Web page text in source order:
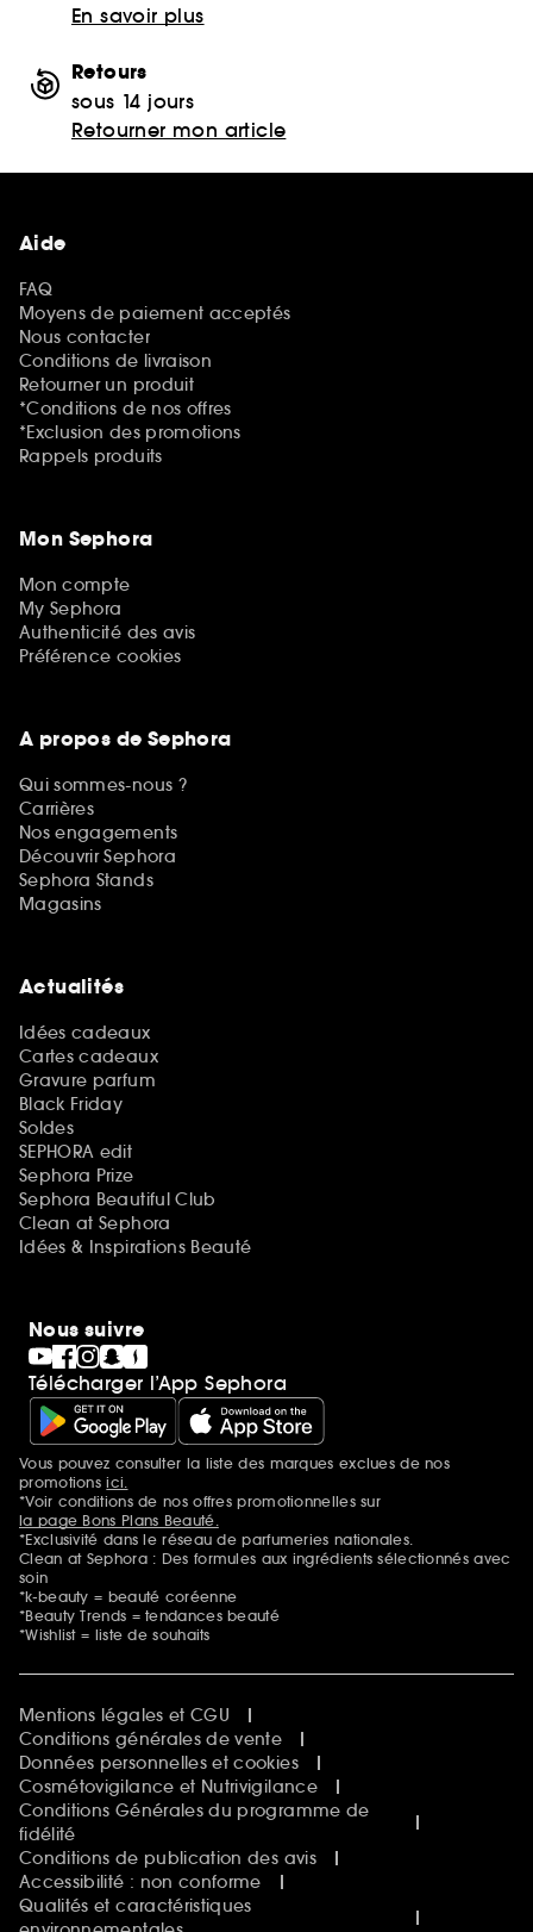
En savoir plus
Retours
sous 14 jours
Retourner mon article
Aide
FAQ
Moyens de paiement acceptés
Nous contacter
Conditions de livraison
Retourner un produit
*Conditions de nos offres
*Exclusion des promotions
Rappels produits
Mon Sephora
Mon compte
My Sephora
Authenticité des avis
Préférence cookies
A propos de Sephora
Qui sommes-nous ?
Carrières
Nos engagements
Découvrir Sephora
Sephora Stands
Magasins
Actualités
Idées cadeaux
Cartes cadeaux
Gravure parfum
Black Friday
Soldes
SEPHORA edit
Sephora Prize
Sephora Beautiful Club
Clean at Sephora
Idées & Inspirations Beauté
Nous suivre
Télécharger l’App Sephora
Mentions additionnelles
Vous pouvez consulter la liste des marques exclues de nos
promotionsici.
*Voir conditions de nos offres promotionnelles sur
la page Bons Plans Beauté.
*Exclusivité dans le réseau de parfumeries nationales.
Clean at Sephora : Des formules aux ingrédients sélectionnés avec
soin
*k-beauty = beauté coréenne
*Beauty Trends = tendances beauté
*Wishlist = liste de souhaits
Mentions légales et CGU
Conditions générales de vente
Données personnelles et cookies
Cosmétovigilance et Nutrivigilance
Conditions Générales du programme de
fidélité
Conditions de publication des avis
Accessibilité : non conforme
Qualités et caractéristiques